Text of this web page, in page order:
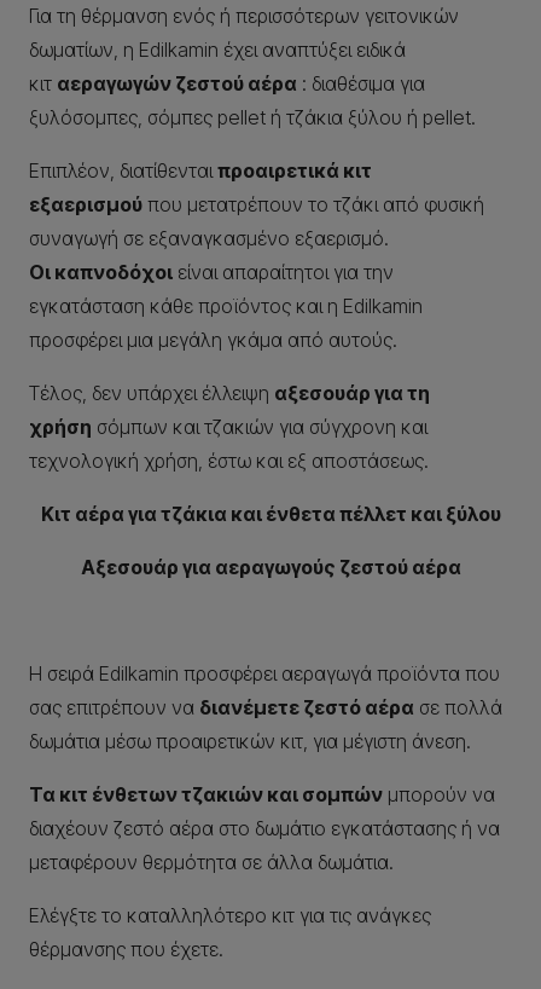
Για τη θέρμανση ενός ή περισσότερων γειτονικών
δωματίων, η Edilkamin έχει αναπτύξει ειδικά
κιτ αεραγωγών ζεστού αέρα : διαθέσιμα για
ξυλόσομπες, σόμπες pellet ή τζάκια ξύλου ή pellet.
Επιπλέον, διατίθενταιπροαιρετικά κιτ
εξαερισμού που μετατρέπουν το τζάκι από φυσική
συναγωγή σε εξαναγκασμένο εξαερισμό.
Οι καπνοδόχοι είναι απαραίτητοι για την
εγκατάσταση κάθε προϊόντος και η Edilkamin
προσφέρει μια μεγάλη γκάμα από αυτούς.
Τέλος, δεν υπάρχει έλλειψη αξεσουάρ για τη
χρήση σόμπων και τζακιών για σύγχρονη και
τεχνολογική χρήση, έστω και εξ αποστάσεως.
Κιτ αέρα για τζάκια και ένθετα πέλλετ και ξύλου
Αξεσουάρ για αεραγωγούς ζεστού αέρα
Η σειρά Edilkamin προσφέρει αεραγωγά προϊόντα που
σας επιτρέπουν να διανέμετε ζεστό αέρα σε πολλά
δωμάτια μέσω προαιρετικών κιτ, για μέγιστη άνεση.
Τα κιτ ένθετων τζακιών και σομπών μπορούν να
διαχέουν ζεστό αέρα στο δωμάτιο εγκατάστασης ή να
μεταφέρουν θερμότητα σε άλλα δωμάτια.
Ελέγξτε το καταλληλότερο κιτ για τις ανάγκες
θέρμανσης που έχετε.